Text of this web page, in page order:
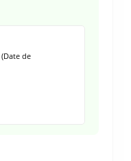
(Date de